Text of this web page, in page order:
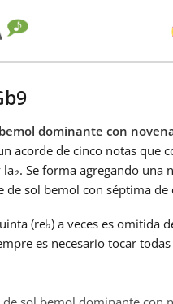
dominante con
acorde de cinco notas que
la♭. Se forma agregando una
de sol bemol con séptima de
(re♭) a veces es omitida
es necesario tocar